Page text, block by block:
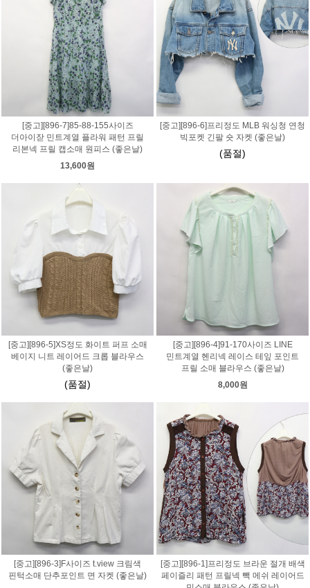
[중고][896-7]85-88-155사이즈
더아이잗 민트계열 플라워 패턴 프릴
리본넥 프릴 캡소매 원피스 (좋은날)
13,600원
[중고][896-6]프리정도 MLB 워싱청 연청
빅포켓 긴팔 숏 자켓 (좋은날)
(품절)
[중고][896-5]XS정도 화이트 퍼프 소매
베이지 니트 레이어드 크롭 블라우스
(좋은날)
(품절)
[중고][896-4]91-170사이즈 LINE
민트계열 헨리넥 레이스 테잎 포인트
프릴 소매 블라우스 (좋은날)
8,000원
[중고][896-3]F사이즈 t.view 크림색
핀턱소매 단추포인트 면 자켓 (좋은날)
[중고][896-1]프리정도 브라운 절개 배색
페이즐리 패턴 프릴넥 빽 메쉬 레이어드